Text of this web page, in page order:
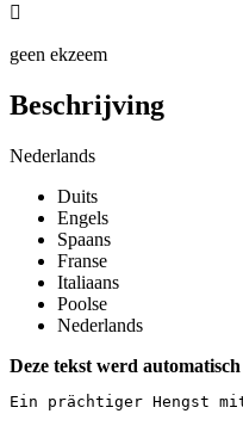

geen ekzeem
Beschrijving
Nederlands
Duits
Engels
Spaans
Franse
Italiaans
Poolse
Nederlands
Deze tekst werd
Ein prächtiger Hengst